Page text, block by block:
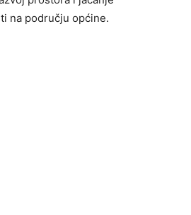
na području općine.